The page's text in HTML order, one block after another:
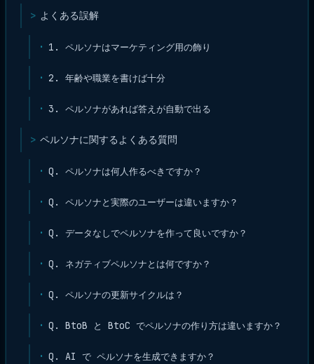
よくある誤解
1. ペルソナはマーケティング用の飾り
2. 年齢や職業を書けば十分
3. ペルソナがあれば答えが自動で出る
ペルソナに関するよくある質問
Q. ペルソナは何人作るべきですか？
Q. ペルソナと実際のユーザーは違いますか？
Q. データなしでペルソナを作って良いですか？
Q. ネガティブペルソナとは何ですか？
Q. ペルソナの更新サイクルは？
Q. BtoB と BtoC でペルソナの作り方は違いますか？
Q. AI で ペルソナを生成できますか？